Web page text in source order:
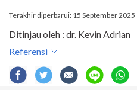
Terakhir diperbarui: 15 September 2025